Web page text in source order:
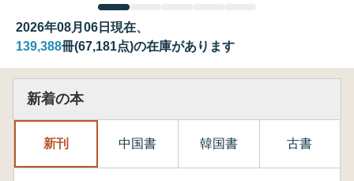
2026年08月06日現在、
139,388冊(67,181点)の在庫があります
新着の本
新刊 中国書 韓国書 古書